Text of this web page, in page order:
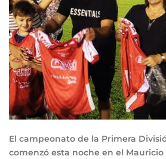
El campeonato de la Primera
comenzó esta noche en el